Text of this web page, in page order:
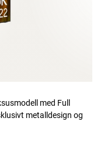
med Full
metalldesign og